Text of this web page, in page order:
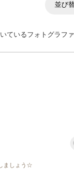
並び
ているフォトグラフ
ましょう☆